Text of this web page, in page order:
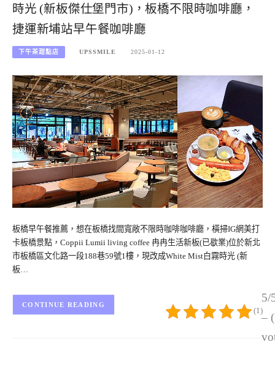
時光 (新板傑仕堡門市)，板橋不限時咖啡廳，
捷運新埔站早午餐咖啡廳
下午茶甜點店 UPSSMILE 2025-01-12
板橋早午餐推薦，想在板橋找間寬敞不限時咖啡咖啡廳，橫掃IG網美打
卡板橋景點，Coppii Lumii living coffee 冉冉生活新板(已歇業)位於新北
市板橋區文化路一段188巷59號1樓，現改成White Mist白霧時光 (新
板…
5/
–
(1)
CONTINUE READING